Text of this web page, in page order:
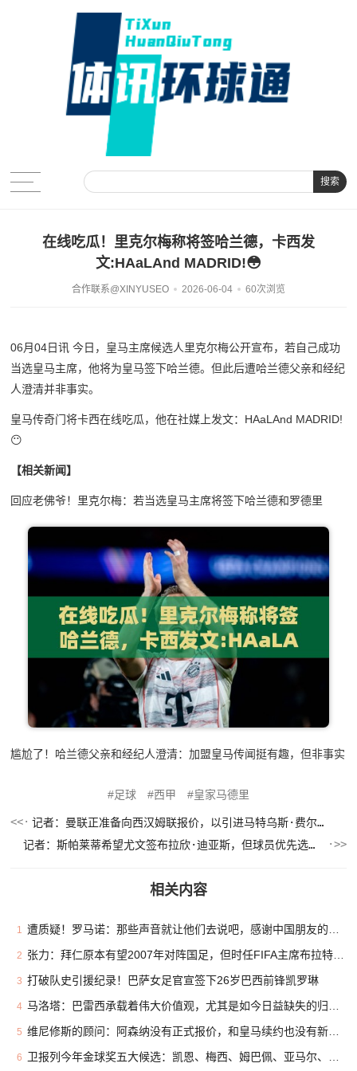
搜索
在线吃瓜！里克尔梅称将签哈兰德，卡西发
文:HAaLAnd MADRID!😳
合作联系@XINYUSEO 2026-06-04 60次浏览
06月04日讯 今日，皇马主席候选人里克尔梅公开宣布，若自己成功
当选皇马主席，他将为皇马签下哈兰德。但此后遭哈兰德父亲和经纪
人澄清并非事实。
皇马传奇门将卡西在线吃瓜，他在社媒上发文： HAaLAnd MADRID!
😶
【相关新闻】
回应老佛爷！里克尔梅：若当选皇马主席将签下哈兰德和罗德里
尴尬了！哈兰德父亲和经纪人澄清：加盟皇马传闻挺有趣，但非事实
足球 西甲 皇家马德里
记者：曼联正准备向西汉姆联报价，以引进马特乌斯·费尔南德斯
记者：斯帕莱蒂希望尤文签布拉欣·迪亚斯，但球员优先选择留皇马
相关内容
1 遭质疑！罗马诺：那些声音就让他们去说吧，感谢中国朋友的支持
2 张力：拜仁原本有望2007年对阵国足，但时任FIFA主席布拉特干预
3 打破队史引援纪录！巴萨女足官宣签下26岁巴西前锋凯罗琳
4 马洛塔：巴雷西承载着伟大价值观，尤其是如今日益缺失的归属感
5 维尼修斯的顾问：阿森纳没有正式报价，和皇马续约也没有新的进展
6 卫报列今年金球奖五大候选：凯恩、梅西、姆巴佩、亚马尔、罗德里